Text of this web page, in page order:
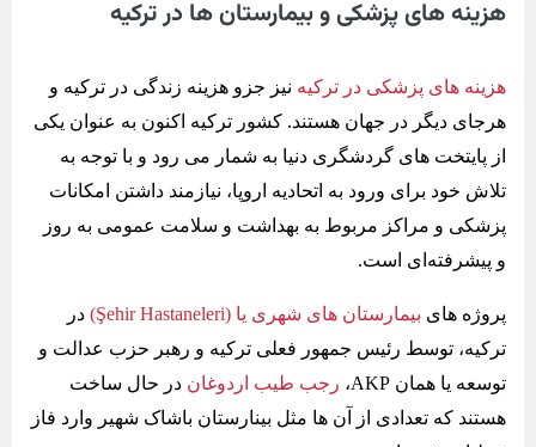
هزینه های پزشکی و بیمارستان ها در ترکیه
هزینه های پزشکی در ترکیه نیز جزو هزینه زندگی در ترکیه و
هرجای دیگر در جهان هستند. کشور ترکیه اکنون به عنوان یکی
از پایتخت های گردشگری دنیا به شمار می رود و با توجه به
تلاش خود برای ورود به اتحادیه اروپا، نیازمند داشتن امکانات
پزشکی و مراکز مربوط به بهداشت و سلامت عمومی به روز
و پیشرفته‌ای است.
پروژه های بیمارستان های شهری یا (Şehir Hastaneleri)
در
ترکیه، توسط رئیس جمهور فعلی ترکیه و رهبر حزب عدالت و
توسعه یا همان AKP،
رجب طیب اردوغان در حال ساخت
هستند که تعدادی از آن ها مثل بینارستان باشاک شهیر وارد فاز